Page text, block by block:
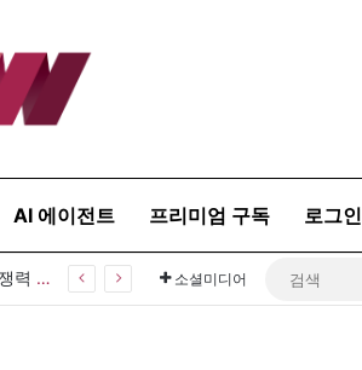
AI 에이전트 프리미엄 구독 로그인
GS25, 세계 디자인 어워드 2관왕…‘소비뇽레몬블랑하이볼’ 디자인 경쟁력 인정 소셜미디어